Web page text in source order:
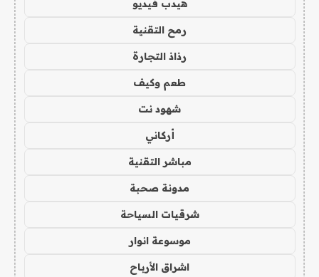
هيدب فيديو
رمح التقنية
رذاذ التجارة
طعم وكيف
شهود نت
أركاني
مباشر التقنية
مدونة صحبة
شرقيات السياحة
موسوعة انوار
اشراق الأرباح